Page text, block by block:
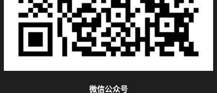
微信公众号